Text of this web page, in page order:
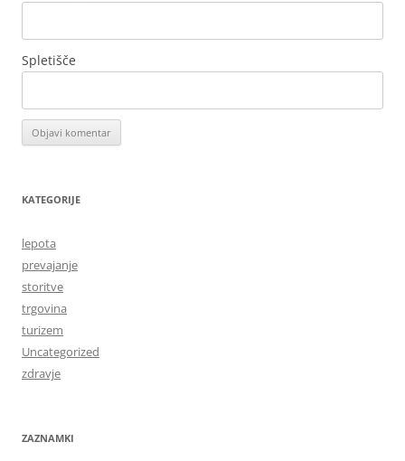
Spletišče
KATEGORIJE
lepota
prevajanje
storitve
trgovina
turizem
Uncategorized
zdravje
ZAZNAMKI